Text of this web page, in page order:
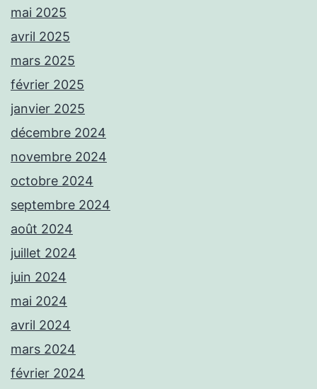
mai 2025
avril 2025
mars 2025
février 2025
janvier 2025
décembre 2024
novembre 2024
octobre 2024
septembre 2024
août 2024
juillet 2024
juin 2024
mai 2024
avril 2024
mars 2024
février 2024